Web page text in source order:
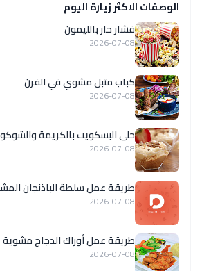
الوصفات الاكثر زيارة اليوم
فشار حار بالليمون
2026-07-08
كباب متبل مشوي في الفرن
2026-07-08
حلى البسكويت بالكريمة
2026-07-08
طريقة عمل سلطة الباذنجان
2026-07-08
طريقة عمل أوراك الدجاج مشوية
2026-07-08